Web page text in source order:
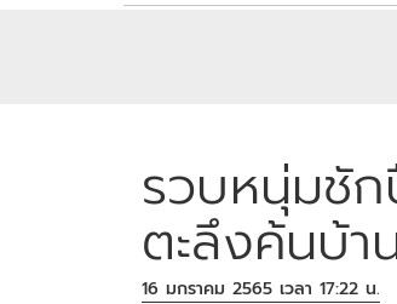
รวบหนุ่มชัก
ตะลึงค้นบ้า
16 มกราคม 2565 เวลา 17:22 น.